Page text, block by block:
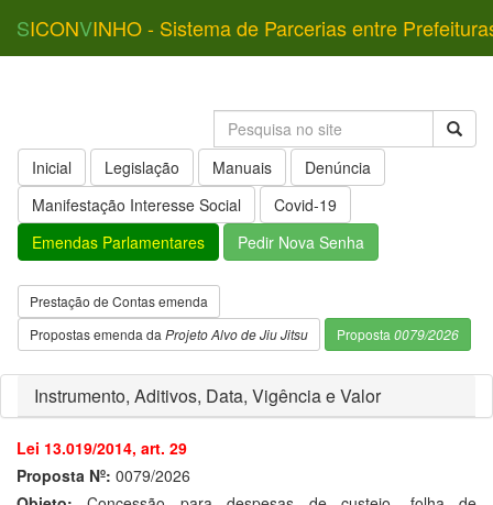
SICONVINHO - Sistema de Parcerias entre
Inicial Legislação Manuais
Denúncia
Manifestação Interesse Social
Covid-19
Emendas Parlamentares
Pedir Nova Senha
Prestação de Contas emenda
Propostas emenda da Projeto Alvo de Jiu Jitsu Proposta 0079/2026
Instrumento, Aditivos, Data, Vigência e Valor
Lei 13.019/2014, art. 29
Proposta Nº: 0079/2026